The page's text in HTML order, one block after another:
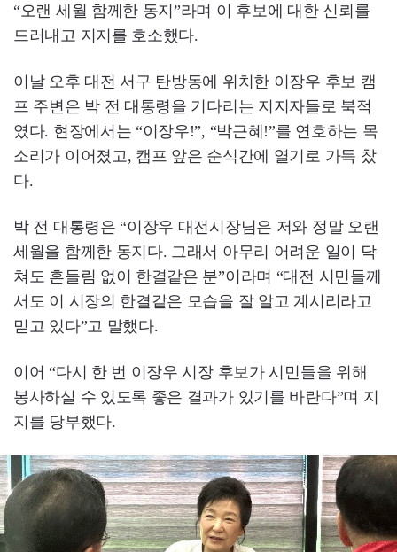
“오랜 세월 함께한 동지”라며 이 후보에 대한 신뢰를
드러내고 지지를 호소했다.
이날 오후 대전 서구 탄방동에 위치한 이장우 후보 캠
프 주변은 박 전 대통령을 기다리는 지지자들로 북적
였다. 현장에서는 “이장우!”, “박근혜!”를 연호하는 목
소리가 이어졌고, 캠프 앞은 순식간에 열기로 가득 찼
다.
박 전 대통령은 “이장우 대전시장님은 저와 정말 오랜
세월을 함께한 동지다. 그래서 아무리 어려운 일이 닥
쳐도 흔들림 없이 한결같은 분”이라며 “대전 시민들께
서도 이 시장의 한결같은 모습을 잘 알고 계시리라고
믿고 있다”고 말했다.
이어 “다시 한 번 이장우 시장 후보가 시민들을 위해
봉사하실 수 있도록 좋은 결과가 있기를 바란다”며 지
지를 당부했다.